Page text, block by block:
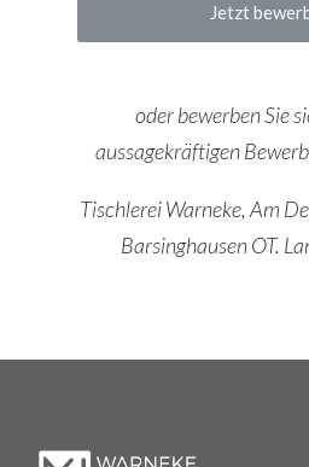
Jetzt
oder bewerben Sie
aussagekräftigen
Tischlerei Warneke, Am
Barsinghausen OT.